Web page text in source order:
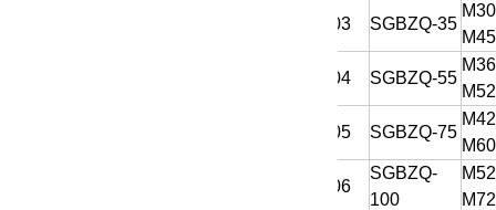
03 SGBZQ-35
M45
04 SGBZQ-55
M52
05 SGBZQ-75
M60
06
SGBZQ-
100
M72